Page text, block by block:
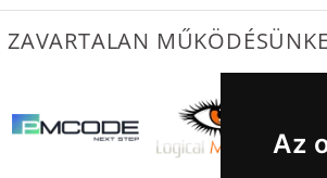
Az
ZAVARTALAN